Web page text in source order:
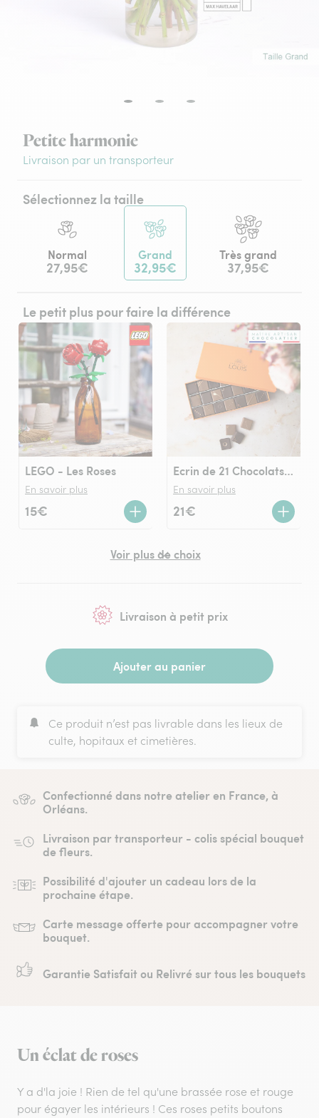
Petite harmonie
Livraison par un transporteur
Sélectionnez la taille
Normal
27,95€
Grand
32,95€
Très grand
37,95€
Le petit plus pour faire la différence
LEGO - Les Roses
En savoir plus
15€
Ecrin de 21 Chocolats LOUIS noir et lait
En savoir plus
21€
Voir plus de choix
Livraison à petit prix
Ajouter au panier
Ce produit n’est pas livrable dans les lieux de
culte, hopitaux et cimetières.
Confectionné dans notre atelier en France, à
Orléans.
Livraison par transporteur - colis spécial bouquet
de fleurs.
Possibilité d'ajouter un cadeau lors de la
prochaine étape.
Carte message offerte pour accompagner votre
bouquet.
Garantie Satisfait ou Relivré sur tous les bouquets
Un éclat de roses
Y a d'la joie ! Rien de tel qu'une brassée rose et rouge
pour égayer les intérieurs ! Ces roses petits boutons